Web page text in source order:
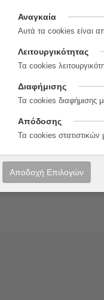
Μαλακό εξώφυλλο
2026
Αντωνία Γουναροπούλου
Isa Pirracas
Αναγκαία
Αυτά τα cookies είναι
Λειτουργικότητας
Τα cookies
Διαφήμισης
Τα cookies διαφήμισης
Απόδοσης
Τα cookies
Αποδοχή Επιλογών